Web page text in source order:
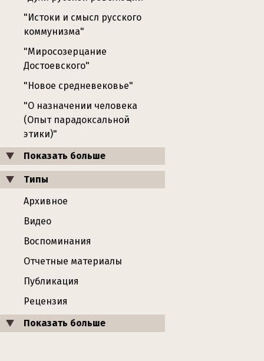
"Истоки и смысл русского
коммунизма"
"Миросозерцание
Достоевского"
"Новое средневековье"
"О назначении человека
(Опыт парадоксальной
этики)"
Показать больше
Типы
Архивное
Видео
Воспоминания
Отчетные материалы
Публикация
Рецензия
Показать больше